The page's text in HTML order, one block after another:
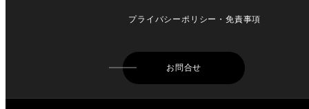
プライバシーポリシー・免責事項
お問合せ